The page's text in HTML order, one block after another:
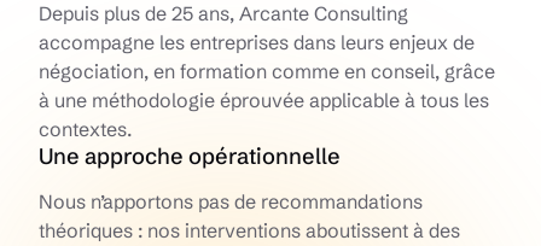
Depuis plus de 25 ans, Arcante Consulting
accompagne les entreprises dans leurs enjeux de
négociation, en formation comme en conseil, grâce
à une méthodologie éprouvée applicable à tous les
contextes.
Une approche opérationnelle
Nous n’apportons pas de recommandations
théoriques : nos interventions aboutissent à des